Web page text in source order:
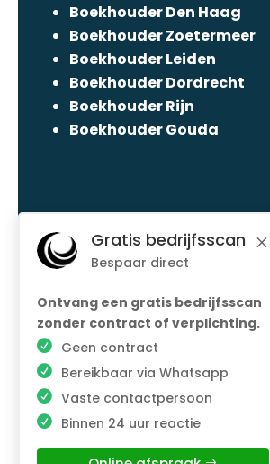
M
Gratis bedrijfsscan
Bespaar direct
Ontvang een gratis bedrijfsscan
zonder contract of verplichting.
Geen contract
Bereikbaar via Whatsapp
Vaste contactpersoon
Binnen 24 uur reactie
Boekhouder Den Haag
Boekhouder Zoetermeer
Boekhouder Leiden
Boekhouder Dordrecht
Boekhouder Rijn
Boekhouder Gouda
Boekhouding
Boekhouding
Boekhouding
Boekhouding
Boekhouding
Schoonmaakbedrijven
Boekhouding Bureaus
© Copyright Citadel Fiscaal |
maken door